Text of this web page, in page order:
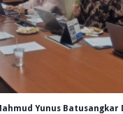
Yunus